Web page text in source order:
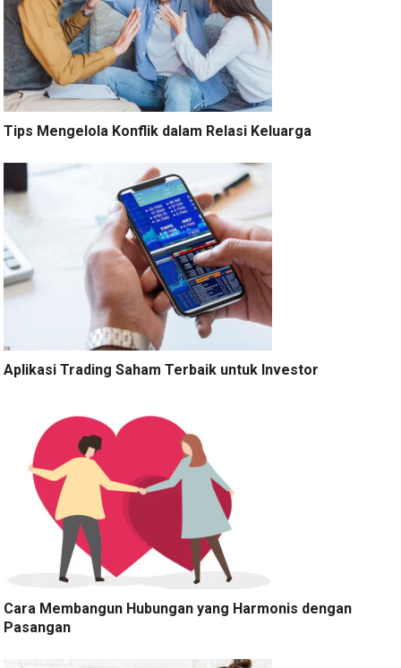
Tips Mengelola Konflik dalam Relasi Keluarga
Aplikasi Trading Saham Terbaik untuk Investor
Cara Membangun Hubungan yang Harmonis dengan
Pasangan